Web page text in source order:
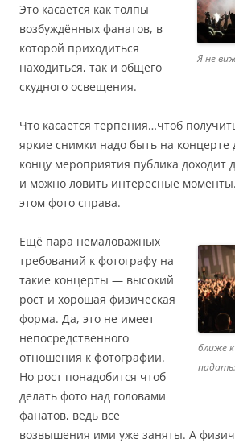
Я не
Это касается как толпы
возбуждённых фанатов, в
которой приходиться
находиться, так и общего
скудного освещения.
Что касается терпения…чтоб
яркие снимки надо быть на концерте
концу мероприятия публика доходит
и можно ловить интересные
этом фото справа.
ближе
Ещё пара немаловажных
требований к фотографу на
такие концерты — высокий
рост и хорошая физическая
форма. Да, это не имеет
непосредственного
отношения к фотографии.
Но рост понадобится чтоб
делать фото над головами
фанатов, ведь все
возвышения ими уже заняты. А